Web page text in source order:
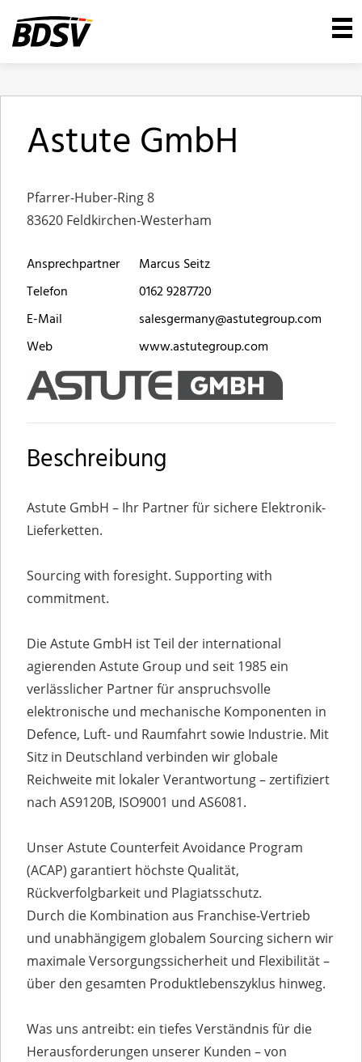
Astute GmbH
Pfarrer-Huber-Ring 8
83620 Feldkirchen-Westerham
Ansprechpartner
Marcus Seitz
Telefon
0162 9287720
E-Mail
salesgermany@astutegroup.com
Web
www.astutegroup.com
Beschreibung
Astute GmbH – Ihr Partner für sichere Elektronik-
Lieferketten.
Sourcing with foresight. Supporting with
commitment.
Die Astute GmbH ist Teil der international
agierenden Astute Group und seit 1985 ein
verlässlicher Partner für anspruchsvolle
elektronische und mechanische Komponenten in
Defence, Luft- und Raumfahrt sowie Industrie. Mit
Sitz in Deutschland verbinden wir globale
Reichweite mit lokaler Verantwortung – zertifiziert
nach AS9120B, ISO9001 und AS6081.
Unser Astute Counterfeit Avoidance Program
(ACAP) garantiert höchste Qualität,
Rückverfolgbarkeit und Plagiatsschutz.
Durch die Kombination aus Franchise-Vertrieb
und unabhängigem globalem Sourcing sichern wir
maximale Versorgungssicherheit und Flexibilität –
über den gesamten Produktlebenszyklus hinweg.
Was uns antreibt: ein tiefes Verständnis für die
Herausforderungen unserer Kunden – von